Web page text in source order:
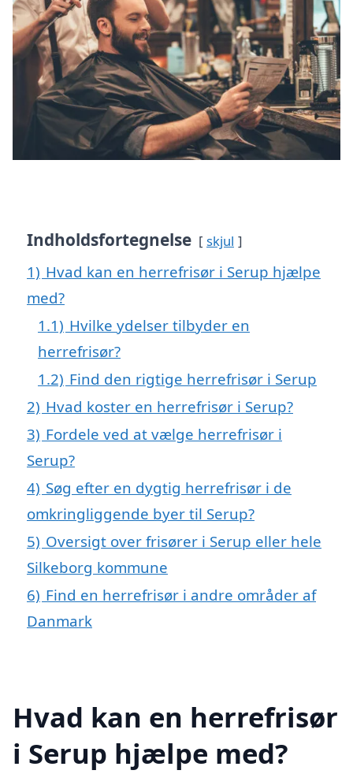
Indholdsfortegnelse skjul
1) Hvad kan en herrefrisør i Serup hjælpe
med?
1.1) Hvilke ydelser tilbyder en
herrefrisør?
1.2) Find den rigtige herrefrisør i Serup
2) Hvad koster en herrefrisør i Serup?
3) Fordele ved at vælge herrefrisør i
Serup?
4) Søg efter en dygtig herrefrisør i de
omkringliggende byer til Serup?
5) Oversigt over frisører i Serup eller hele
Silkeborg kommune
6) Find en herrefrisør i andre områder af
Danmark
Hvad kan en herrefrisør
i Serup hjælpe med?